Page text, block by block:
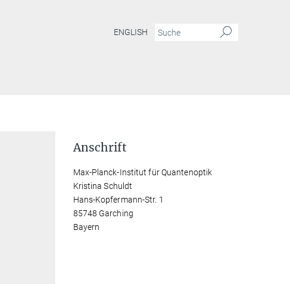
ENGLISH
Anschrift
Max-Planck-Institut für Quantenoptik
Kristina Schuldt
Hans-Kopfermann-Str. 1
85748 Garching
Bayern